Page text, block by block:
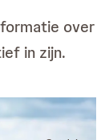
over
in zijn.